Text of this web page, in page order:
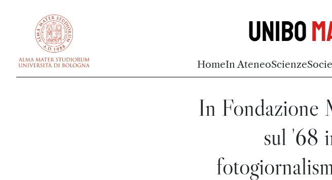
Unibo
HomeIn AteneoScienze
In Fondazione
sul '68